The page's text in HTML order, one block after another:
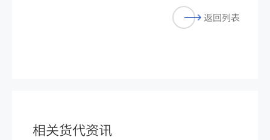
返回列表
相关货代资讯